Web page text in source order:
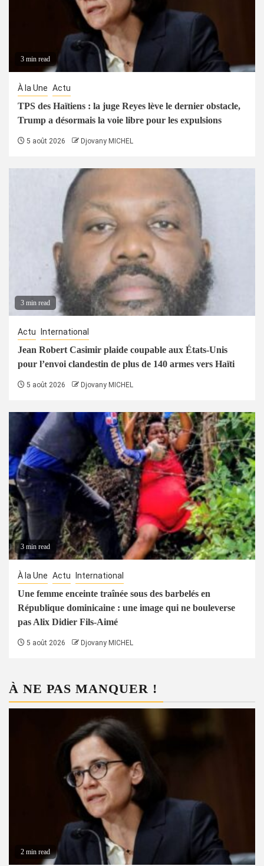
3 min read
À la Une Actu
TPS des Haïtiens : la juge Reyes lève le dernier obstacle,
Trump a désormais la voie libre pour les expulsions
5 août 2026 Djovany MICHEL
3 min read
Actu International
Jean Robert Casimir plaide coupable aux États-Unis
pour l’envoi clandestin de plus de 140 armes vers Haïti
5 août 2026 Djovany MICHEL
3 min read
À la Une Actu International
Une femme enceinte traînée sous des barbelés en
République dominicaine : une image qui ne bouleverse
pas Alix Didier Fils-Aimé
5 août 2026 Djovany MICHEL
À NE PAS MANQUER !
2 min read